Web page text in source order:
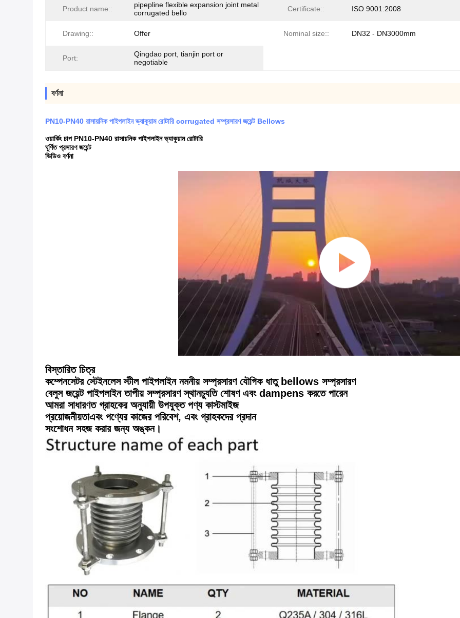
Product name::
pipepline flexible expansion joint metal
corrugated bello
Certificate:: ISO 9001:2008
Drawing:: Offer Nominal size:: DN32 - DN3000mm
Port:
Qingdao port, tianjin port or
negotiable
বর্ণনা
PN10-PN40 রাসায়নিক পাইপলাইন ভ্যাকুয়াম রোটারি corrugated সম্প্রসারণ জয়েন্ট Bellows
ওয়ার্কিং চাপ PN10-PN40 রাসায়নিক পাইপলাইন ভ্যাকুয়াম রোটারি
ঘূর্ণিত প্রসারণ জয়েন্ট
ভিডিও বর্ণনা
বিস্তারিত চিত্র
কম্পেনসেটর স্টেইনলেস স্টীল পাইপলাইন নমনীয় সম্প্রসারণ যৌগিক ধাতু bellows সম্প্রসারণ
বেলুস জয়েন্ট পাইপলাইন তাপীয় সম্প্রসারণ স্থানচ্যুতি শোষণ এবং dampens করতে পারেন
আমরা সাধারণত গ্রাহকের অনুযায়ী উপযুক্ত পণ্য কাস্টমাইজ
প্রয়োজনীয়তাএবং পণ্যের কাজের পরিবেশ, এবং গ্রাহকদের প্রদান
সংশোধন সহজ করার জন্য অঙ্কন।